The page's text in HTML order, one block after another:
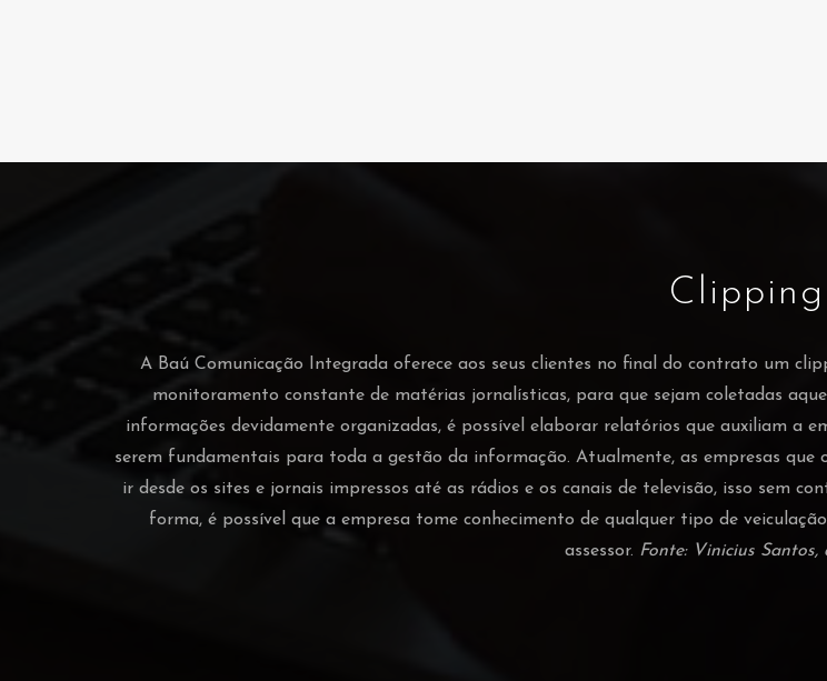
Clipping
A Baú Comunicação Integrada oferece aos seus clientes no final do contrato um
monitoramento constante de matérias jornalísticas, para que sejam coletadas
informações devidamente organizadas, é possível elaborar relatórios que auxiliam a
serem fundamentais para toda a gestão da informação. Atualmente, as empresas
ir desde os sites e jornais impressos até as rádios e os canais de televisão, isso sem
forma, é possível que a empresa tome conhecimento de qualquer tipo de
assessor. Fonte: Vinicius